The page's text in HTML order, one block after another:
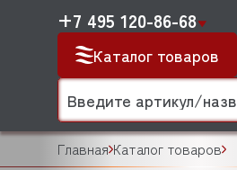
Каталог товаров
+7 495 120-86-68
Главная Каталог товаров